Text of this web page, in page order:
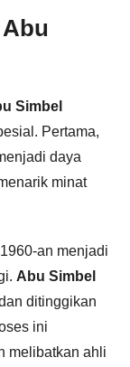
Simbel
Pertama,
daya
minat
an menjadi
Abu Simbel
ditinggikan
ini
melibatkan ahli